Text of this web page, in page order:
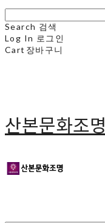
Search 검색
Log In 로그인
Cart 장바구니
산본문화조명